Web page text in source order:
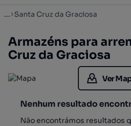
... Santa Cruz da Graciosa
Armazéns para
Cruz da Graciosa
Ver
Nenhum resultado
Não encontrámos resultados